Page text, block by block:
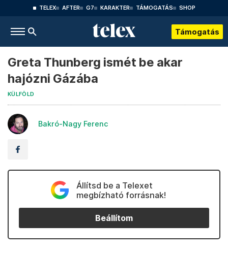
TELEX AFTER G7 KARAKTER TÁMOGATÁS SHOP
Támogatás
Greta Thunberg ismét be akar
hajózni Gázába
KÜLFÖLD
Bakró-Nagy Ferenc
Állítsd be a Telexet
megbízható forrásnak!
Beállítom